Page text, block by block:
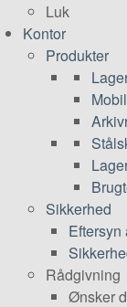
Luk
Kontor
Produkter
Sikkerhed
Eftersyn
Rådgivning
Ønsker